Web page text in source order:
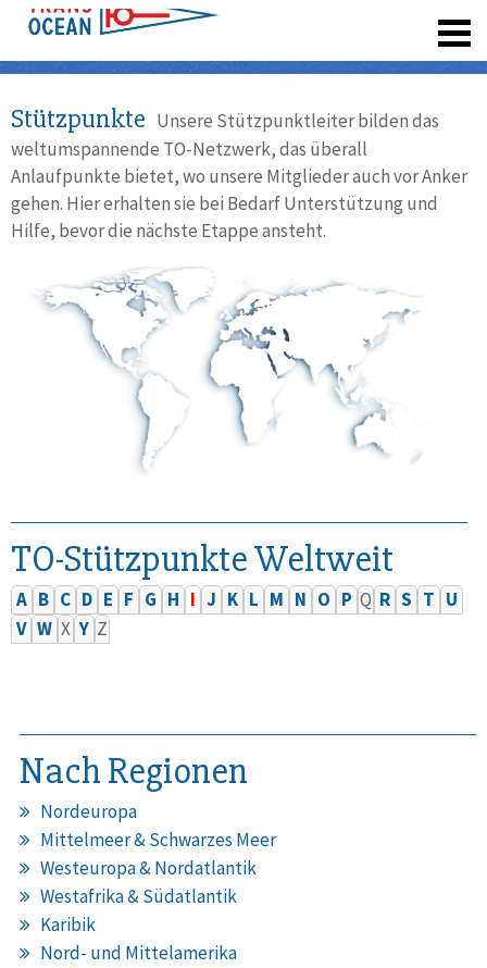
Stützpunkte Unsere Stützpunktleiter bilden das
weltumspannende TO-Netzwerk, das überall
Anlaufpunkte bietet, wo unsere Mitglieder auch vor Anker
gehen. Hier erhalten sie bei Bedarf Unterstützung und
Hilfe, bevor die nächste Etappe ansteht.
TO-Stützpunkte Weltweit
A B C D E F G H I J K L M N O P Q R S T U
V W X Y Z
Nach Regionen
Nordeuropa
Mittelmeer & Schwarzes Meer
Westeuropa & Nordatlantik
Westafrika & Südatlantik
Karibik
Nord- und Mittelamerika